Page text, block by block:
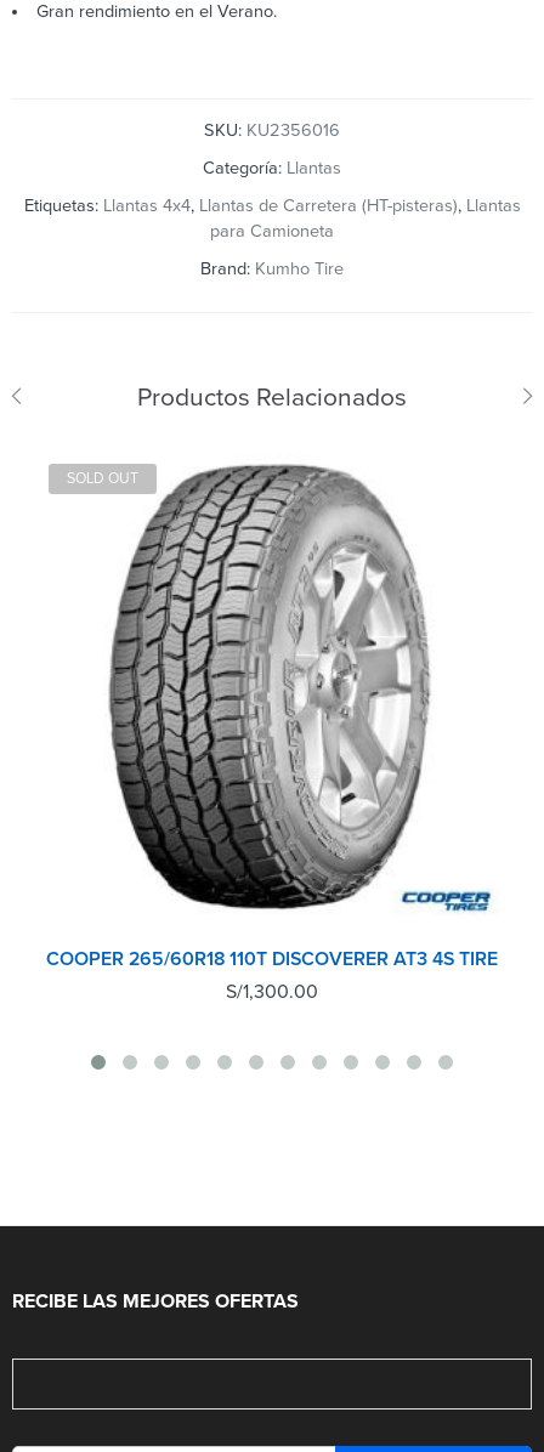
Gran rendimiento en el Verano.
SKU: KU2356016
Categoría: Llantas
Etiquetas: Llantas 4x4, Llantas de Carretera (HT-pisteras), Llantas
para Camioneta
Brand: Kumho Tire
Productos Relacionados
SOLD OUT
COOPER 265/60R18 110T DISCOVERER AT3 4S TIRE
S/1,300.00
RECIBE LAS MEJORES OFERTAS